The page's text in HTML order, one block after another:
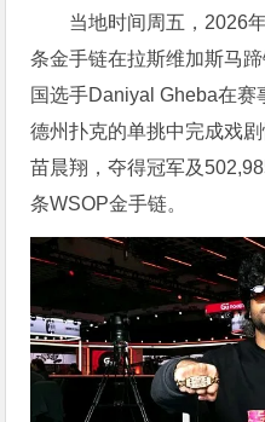
当地时间周五，2026
条金手链在拉斯维加斯马
国选手Daniyal Gheba在赛
德州扑克的单挑中完成戏
苗晨翔，夺得冠军及
条WSOP金手链。